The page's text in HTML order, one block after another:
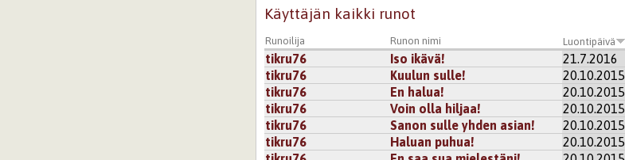
Käyttäjän kaikki runot
Runoilija Runon nimi Luontipäivä
tikru76 Iso ikävä! 21.7.2016
tikru76
Kuulun sulle! 20.10.2015
tikru76
En halua! 20.10.2015
tikru76
Voin olla hiljaa! 20.10.2015
tikru76
Sanon sulle yhden asian! 20.10.2015
tikru76
Haluan puhua! 20.10.2015